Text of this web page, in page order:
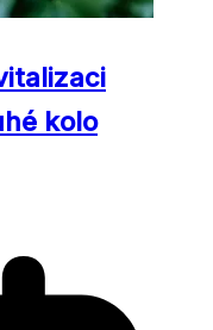
kolo